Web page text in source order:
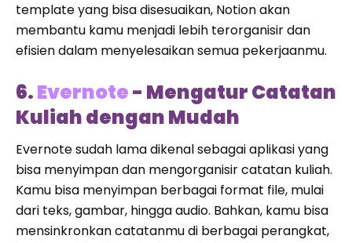
template yang bisa disesuaikan, Notion akan
membantu kamu menjadi lebih terorganisir dan
efisien dalam menyelesaikan semua pekerjaanmu.
6.Evernote- Mengatur Catatan
Kuliah dengan Mudah
Evernote sudah lama dikenal sebagai aplikasi yang
bisa menyimpan dan mengorganisir catatan kuliah.
Kamu bisa menyimpan berbagai format file, mulai
dari teks, gambar, hingga audio. Bahkan, kamu bisa
mensinkronkan catatanmu di berbagai perangkat,